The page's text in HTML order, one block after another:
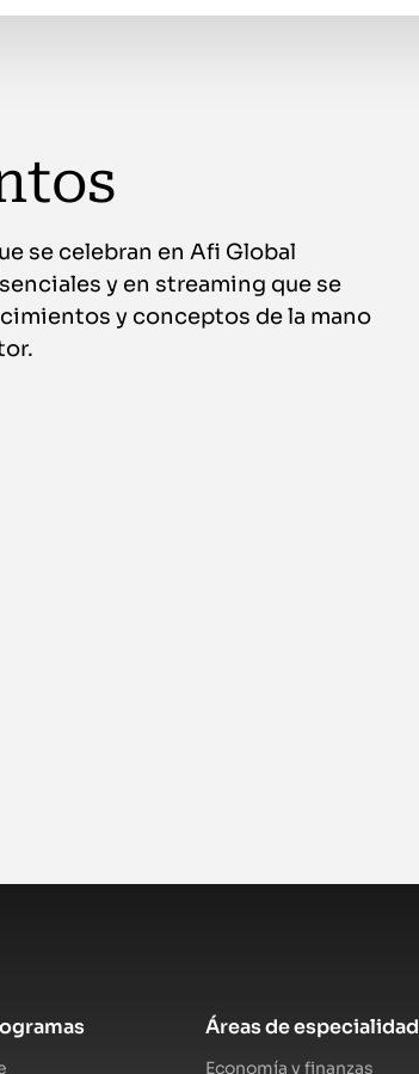
se celebran en Afi Global
y en streaming que se
y conceptos de la mano
Áreas de especialidad
Economía y finanzas